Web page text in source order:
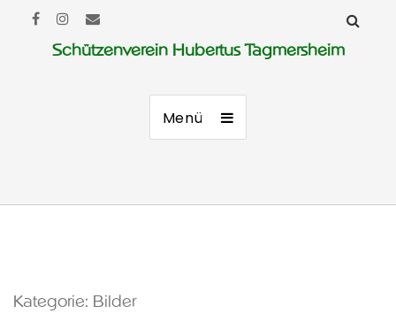
Schützenverein Hubertus Tagmersheim
Menü
Kategorie: Bilder